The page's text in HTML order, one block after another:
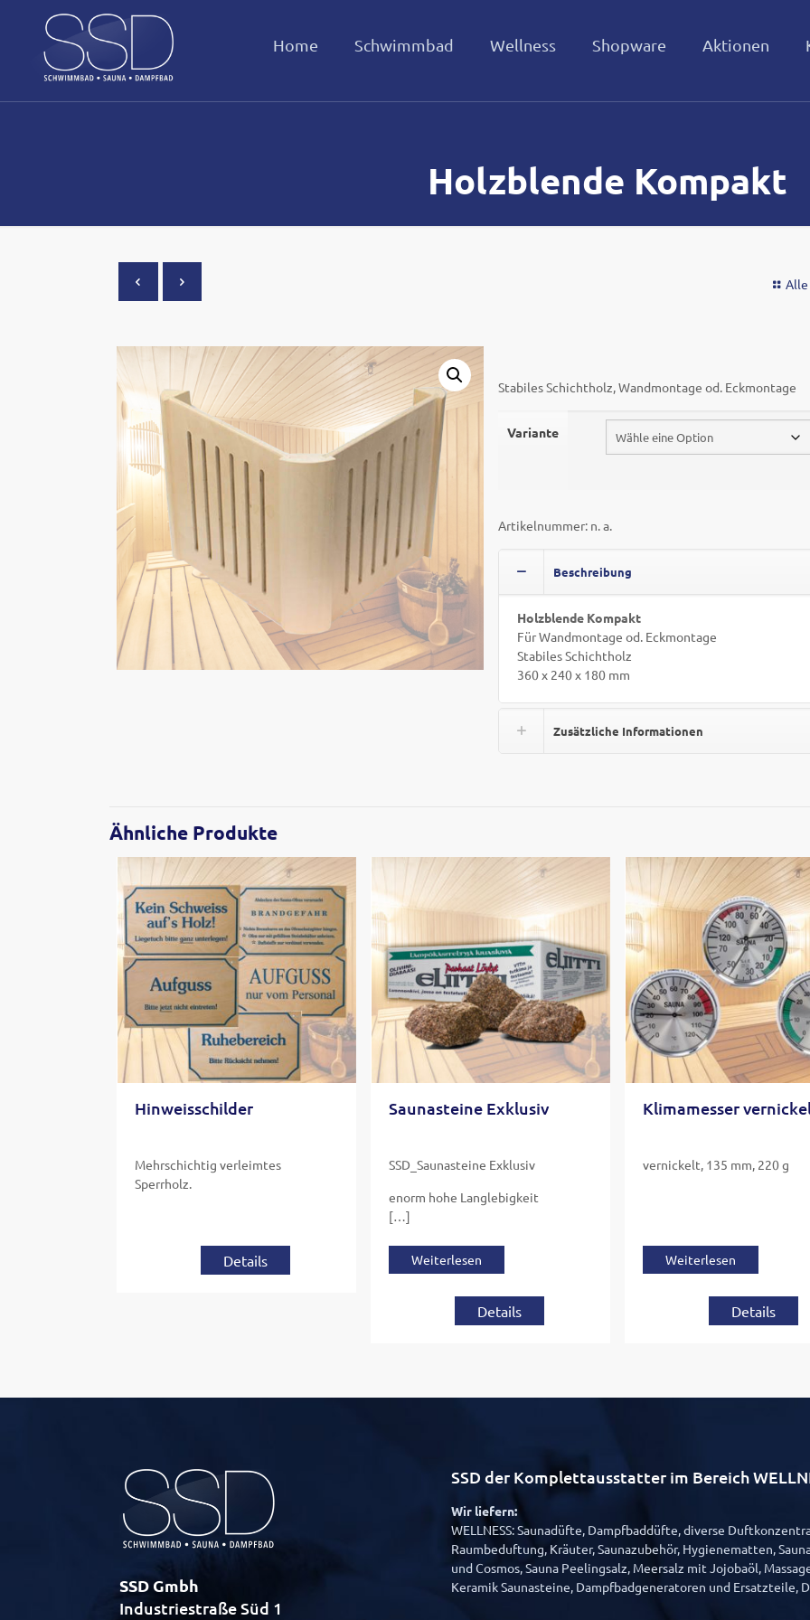
Home Schwimmbad Wellness Shopware Aktionen
Holzblende Kompakt
Stabiles Schichtholz, Wandmontage od. Eckmontage
Variante
Artikelnummer: n. a.
Beschreibung
Holzblende Kompakt
Für Wandmontage od. Eckmontage
Stabiles Schichtholz
360 x 240 x 180 mm
Zusätzliche Informationen
Ähnliche Produkte
Hinweisschilder
Mehrschichtig verleimtes
Sperrholz.
Details
Saunasteine Exklusiv
SSD_Saunasteine Exklusiv
enorm hohe Langlebigkeit
[…]
Weiterlesen
Details
Klimamesser
vernickelt, 135 mm, 220 g
Weiterlesen
Details
SSD Gmbh
Industriestraße Süd 1
SSD der Komplettausstatter im Bereich
Wir liefern:
WELLNESS: Saunadüfte, Dampfbaddüfte, diverse
Raumbeduftung, Kräuter, Saunazubehör, Hygienematten,
und Cosmos, Sauna Peelingsalz, Meersalz mit Jojobaöl,
Keramik Saunasteine, Dampfbadgeneratoren und